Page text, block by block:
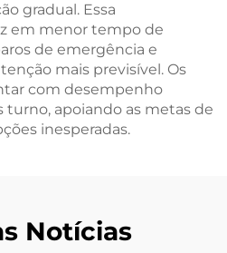
gradual. Essa
em menor tempo de
de emergência e
mais previsível. Os
com desempenho
apoiando as metas de
inesperadas.
Notícias